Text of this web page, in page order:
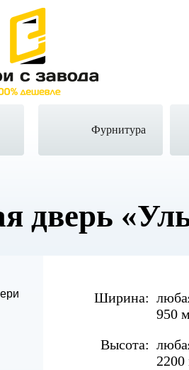
Фурнитура
дверь
Ширина:
950
Высота: